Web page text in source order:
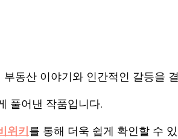
동산 이야기와 인간적인 갈등을
풀어낸 작품입니다.
위키 를 통해 더욱 쉽게 확인할 수